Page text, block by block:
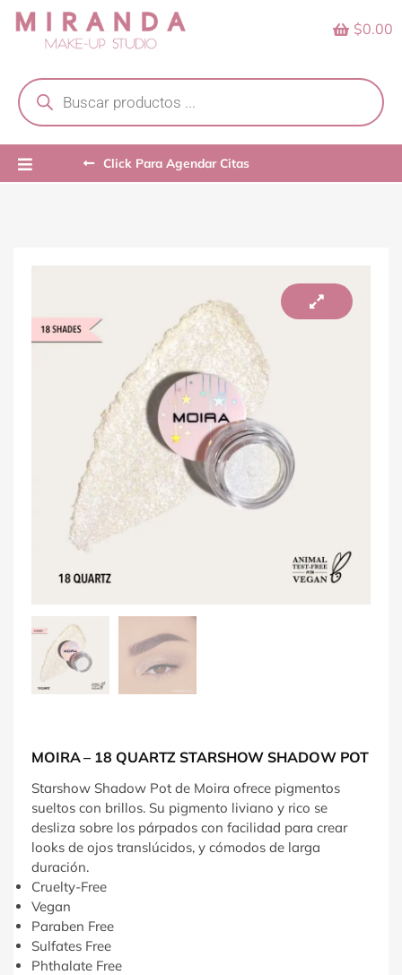
Skip
search
$0.00
Click Para Agendar Citas
MOIRA – 18 QUARTZ STARSHOW SHADOW POT
Starshow Shadow Pot de Moira ofrece pigmentos
sueltos con brillos. Su pigmento liviano y rico se
desliza sobre los párpados con facilidad para crear
looks de ojos translúcidos, y cómodos de larga
duración.
Cruelty-Free
Vegan
Paraben Free
Sulfates Free
Phthalate Free